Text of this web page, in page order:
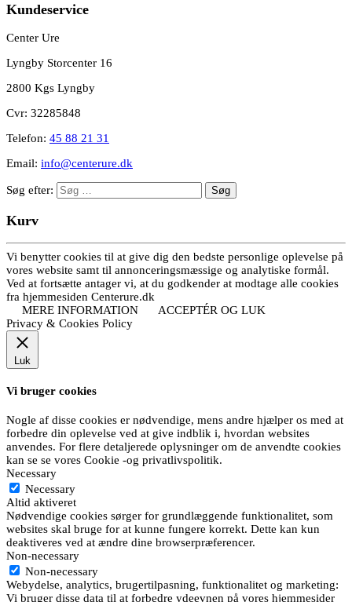
Kundeservice
Center Ure
Lyngby Storcenter 16
2800 Kgs Lyngby
Cvr: 32285848
Telefon: 45 88 21 31
Email: info@centerure.dk
Søg efter:
Kurv
Vi benytter cookies til at give dig den bedste personlige oplevelse på
vores website samt til annonceringsmæssige og analytiske formål.
Ved at fortsætte antager vi, at du godkender at modtage alle cookies
fra hjemmesiden Centerure.dk
MERE INFORMATION
ACCEPTÉR OG LUK
Privacy & Cookies Policy
Luk
Vi bruger cookies
Nogle af disse cookies er nødvendige, mens andre hjælper os med at
forbedre din oplevelse ved at give indblik i, hvordan websites
anvendes. For flere detaljerede oplysninger om de anvendte cookies
kan se se vores Cookie -og privatlivspolitik.
Necessary
Necessary
Altid aktiveret
Nødvendige cookies sørger for grundlæggende funktionalitet, som
websites skal bruge for at kunne fungere korrekt. Dette kan kun
deaktiveres ved at ændre dine browserpræferencer.
Non-necessary
Non-necessary
Webydelse, analytics, brugertilpasning, funktionalitet og marketing:
Vi bruger disse data til at forbedre ydeevnen på vores hjemmesider